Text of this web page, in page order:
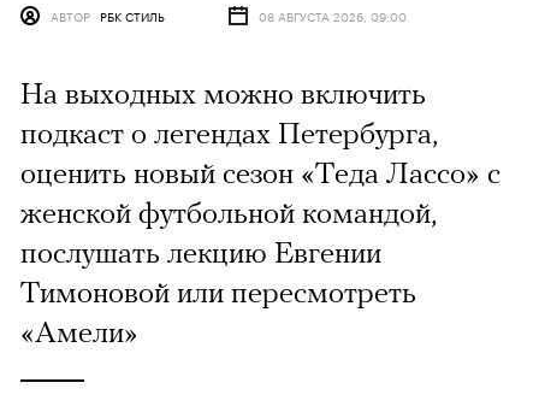
АВТОР РБК СТИЛЬ 08 АВГУСТА 2026, 09:00
На выходных можно включить
подкаст о легендах Петербурга,
оценить новый сезон «Теда Лассо» с
женской футбольной командой,
послушать лекцию Евгении
Тимоновой или пересмотреть
«Амели»